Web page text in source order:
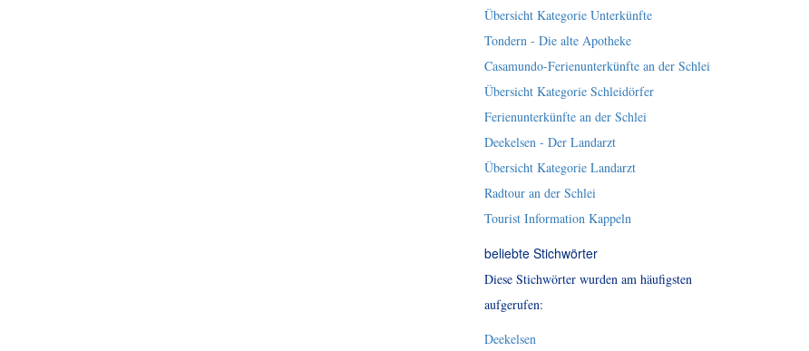
Übersicht Kategorie Unterkünfte
Tondern - Die alte Apotheke
Casamundo-Ferienunterkünfte an der Schlei
Übersicht Kategorie Schleidörfer
Ferienunterkünfte an der Schlei
Deekelsen - Der Landarzt
Übersicht Kategorie Landarzt
Radtour an der Schlei
Tourist Information Kappeln
beliebte Stichwörter
Diese Stichwörter wurden am häufigsten
aufgerufen:
Deekelsen